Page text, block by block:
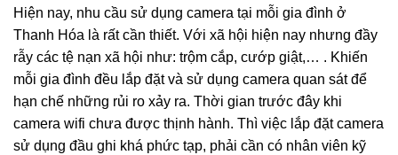
Hiện nay, nhu cầu sử dụng camera tại mỗi gia đình ở
Thanh Hóa là rất cần thiết. Với xã hội hiện nay nhưng đầy
rẫy các tệ nạn xã hội như: trộm cắp, cướp giật,… . Khiến
mỗi gia đình đều lắp đặt và sử dụng camera quan sát để
hạn chế những rủi ro xảy ra. Thời gian trước đây khi
camera wifi chưa được thịnh hành. Thì việc lắp đặt camera
sử dụng đầu ghi khá phức tạp, phải cần có nhân viên kỹ